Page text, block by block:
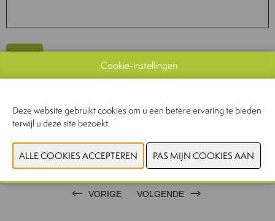
PRODUCTGROEP
FOTO'S
VORIGE VOLGENDE
Cookie-instellingen
Deze website gebruikt cookies om u een betere ervaring te bieden
terwijl u deze site bezoekt.